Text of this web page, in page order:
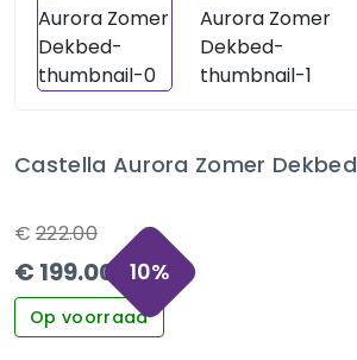
Castella Aurora Zomer Dekbed
€ 222.00
€ 199.00 10%
Op voorraad